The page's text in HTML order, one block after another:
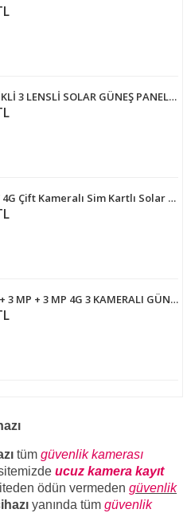
WIFI ÖZELLİKLİ 3 LENSLİ SOLAR GÜNEŞ PANELLİ KABLOSUZ GÜVENLİK KAMERASI RX-66WS
Casacop Q7 4G Çift Kameralı Sim Kartlı Solar Panelli Güvenlik Kamerası
ARNA 3 MP + 3 MP + 3 MP 4G 3 KAMERALI GÜNEŞ ENERJİLİ SOLAR GÜVENLİK KAMERASI 5'Lİ PAKET - ARN-42S5
tüm güvenlik kamerası
ucuz kamera kayıt
ödün vermeden güvenlik
yanında tüm güvenlik